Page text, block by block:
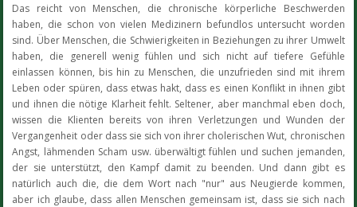
Das reicht von Menschen, die chronische körperliche Beschwerden
haben, die schon von vielen Medizinern befundlos untersucht worden
sind. Über Menschen, die Schwierigkeiten in Beziehungen zu ihrer Umwelt
haben, die generell wenig fühlen und sich nicht auf tiefere Gefühle
einlassen können, bis hin zu Menschen, die unzufrieden sind mit ihrem
Leben oder spüren, dass etwas hakt, dass es einen Konflikt in ihnen gibt
und ihnen die nötige Klarheit fehlt. Seltener, aber manchmal eben doch,
wissen die Klienten bereits von ihren Verletzungen und Wunden der
Vergangenheit oder dass sie sich von ihrer cholerischen Wut, chronischen
Angst, lähmenden Scham usw. überwältigt fühlen und suchen jemanden,
der sie unterstützt, den Kampf damit zu beenden. Und dann gibt es
natürlich auch die, die dem Wort nach "nur" aus Neugierde kommen,
aber ich glaube, dass allen Menschen gemeinsam ist, dass sie sich nach